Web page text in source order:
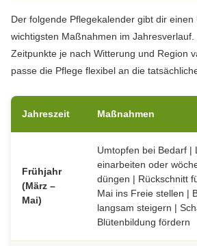
Der folgende Pflegekalender gibt dir
wichtigsten Maßnahmen im
Zeitpunkte je nach Witterung und Region
passe die Pflege flexibel an die
Jahreszeit Maßnahmen
Frühjahr
(März –
Mai)
Umtopfen bei Bedarf |
einarbeiten oder
düngen | Rückschnitt
Mai ins Freie stellen |
langsam steigern |
Blütenbildung fördern